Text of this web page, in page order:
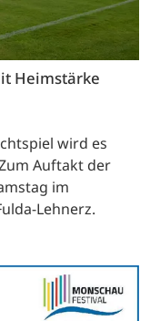
Heimstärke
wird es
Auftakt der
im
Lehnerz.